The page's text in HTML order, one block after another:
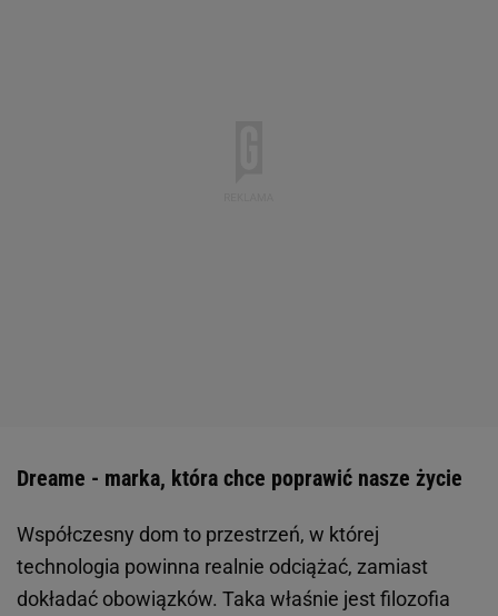
Dreame - marka, która chce poprawić nasze życie
Współczesny dom to przestrzeń, w której
technologia powinna realnie odciążać, zamiast
dokładać obowiązków. Taka właśnie jest filozofia